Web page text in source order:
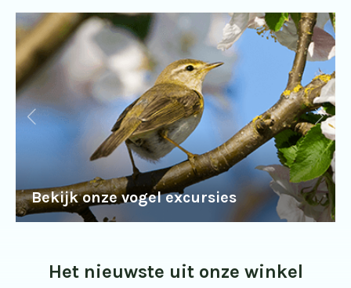
Bekijk onze vogel excursies
Het nieuwste uit onze winkel